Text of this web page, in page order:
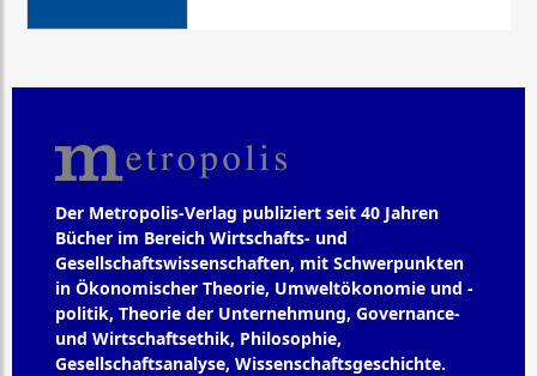
Der Metropolis-Verlag publiziert seit 40 Jahren
Bücher im Bereich Wirtschafts- und
Gesellschaftswissenschaften, mit Schwerpunkten
in Ökonomischer Theorie, Umweltökonomie und -
politik, Theorie der Unternehmung, Governance-
und Wirtschaftsethik, Philosophie,
Gesellschaftsanalyse, Wissenschaftsgeschichte.